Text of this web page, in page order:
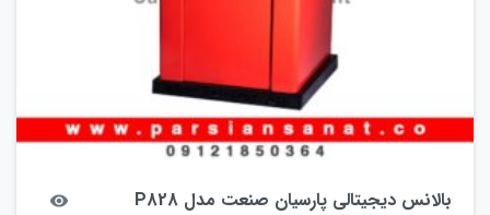
بالانس دیجیتالی پارسیان صنعت مدل P828